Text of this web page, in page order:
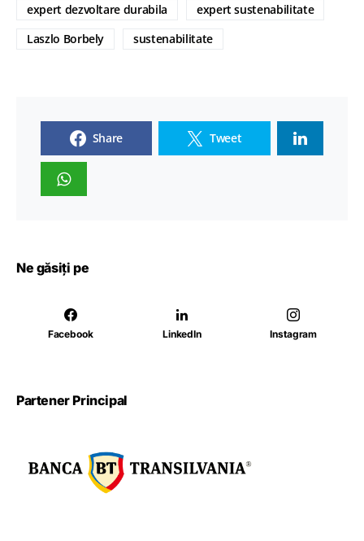
expert dezvoltare durabila
expert sustenabilitate
Laszlo Borbely
sustenabilitate
Share Tweet
Ne găsiți pe
Facebook LinkedIn Instagram
Partener Principal